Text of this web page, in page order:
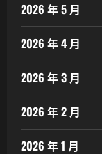
2026 年 5 月
2026 年 4 月
2026 年 3 月
2026 年 2 月
2026 年 1 月